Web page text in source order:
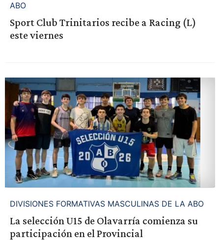
ABO
Sport Club Trinitarios recibe a Racing (L)
este viernes
DIVISIONES FORMATIVAS MASCULINAS DE LA ABO
La selección U15 de Olavarría comienza su
participación en el Provincial